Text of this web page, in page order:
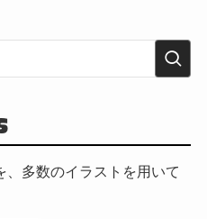
多数のイラストを用いて